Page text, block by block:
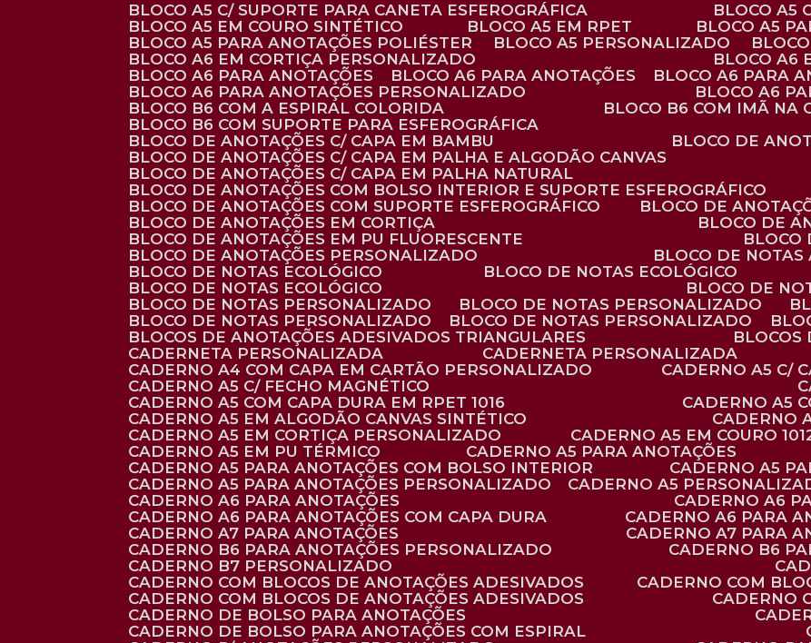
BLOCO A5 C/ SUPORTE PARA CANETA ESFEROGRÁFICA
BLOCO
BLOCO A5 EM COURO SINTÉTICO
BLOCO A5 EM RPET
BLOCO A5
BLOCO A5 PARA ANOTAÇÕES POLIÉSTER
BLOCO A5 PERSONALIZADO
BLOCO A6 EM CORTIÇA PERSONALIZADO
BLOCO
BLOCO A6 PARA ANOTAÇÕES
BLOCO A6 PARA ANOTAÇÕES
BLOCO A6 PARA
BLOCO A6 PARA ANOTAÇÕES PERSONALIZADO
BLOCO A6
BLOCO B6 COM A ESPIRAL COLORIDA
BLOCO B6 COM IMÃ
BLOCO B6 COM SUPORTE PARA ESFEROGRÁFICA
BLOCO DE ANOTAÇÕES C/ CAPA EM BAMBU
BLOCO DE
BLOCO DE ANOTAÇÕES C/ CAPA EM PALHA E ALGODÃO CANVAS
BLOCO DE ANOTAÇÕES C/ CAPA EM PALHA NATURAL
BLOCO DE ANOTAÇÕES COM BOLSO INTERIOR E SUPORTE ESFEROGRÁFICO
BLOCO DE ANOTAÇÕES COM SUPORTE ESFEROGRÁFICO
BLOCO DE
BLOCO DE ANOTAÇÕES EM CORTIÇA
BLOCO DE
BLOCO DE ANOTAÇÕES EM PU FLUORESCENTE
BLOCO DE ANOTAÇÕES PERSONALIZADO
BLOCO DE
BLOCO DE NOTAS ECOLÓGICO
BLOCO DE NOTAS ECOLÓGICO
BLOCO DE NOTAS ECOLÓGICO
BLOCO DE
BLOCO DE NOTAS PERSONALIZADO
BLOCO DE NOTAS PERSONALIZADO
BLOCO DE NOTAS PERSONALIZADO
BLOCO DE NOTAS PERSONALIZADO
BLOCOS DE ANOTAÇÕES ADESIVADOS TRIANGULARES
CADERNETA PERSONALIZADA
CADERNETA PERSONALIZADA
CADERNO A4 COM CAPA EM CARTÃO PERSONALIZADO
CADERNO A5 C/
CADERNO A5 C/ FECHO MAGNÉTICO
CADERNO A5 COM CAPA DURA EM RPET 1016
CADERNO A5
CADERNO A5 EM ALGODÃO CANVAS SINTÉTICO
CADERNO
CADERNO A5 EM CORTIÇA PERSONALIZADO
CADERNO A5 EM COURO
CADERNO A5 EM PU TÉRMICO
CADERNO A5 PARA ANOTAÇÕES
CADERNO A5 PARA ANOTAÇÕES COM BOLSO INTERIOR
CADERNO A5
CADERNO A5 PARA ANOTAÇÕES PERSONALIZADO
CADERNO A5
CADERNO A6 PARA ANOTAÇÕES
CADERNO A6
CADERNO A6 PARA ANOTAÇÕES COM CAPA DURA
CADERNO A6 PARA
CADERNO A7 PARA ANOTAÇÕES
CADERNO A7 PARA
CADERNO B6 PARA ANOTAÇÕES PERSONALIZADO
CADERNO B6
CADERNO B7 PERSONALIZADO
CADERNO COM BLOCOS DE ANOTAÇÕES ADESIVADOS
CADERNO COM
CADERNO COM BLOCOS DE ANOTAÇÕES ADESIVADOS
CADERNO
CADERNO DE BOLSO PARA ANOTAÇÕES
CADERNO DE BOLSO PARA ANOTAÇÕES COM ESPIRAL